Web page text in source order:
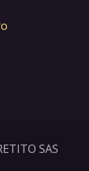
SAS